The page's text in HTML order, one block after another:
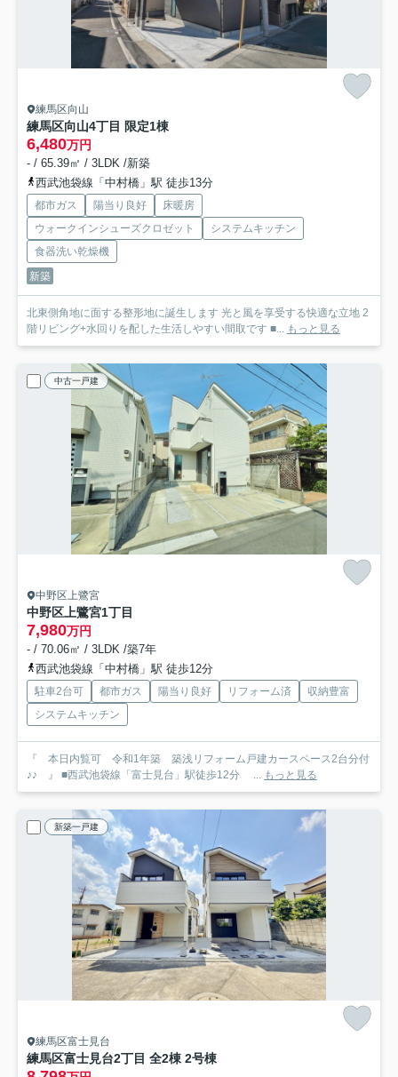
練馬区向山
練馬区向山4丁目 限定1棟
6,480万円
- / 65.39㎡ / 3LDK /新築
西武池袋線「中村橋」駅 徒歩13分
都市ガス 陽当り良好
床暖房
ウォークインシューズクロゼット
システムキッチン
食器洗い乾燥機
新築
北東側角地に面する整形地に誕生します 光と風を享受する快適な立地 2
階リビング+水回りを配した生活しやすい間取です ■... もっと見る
中古一戸建
中野区上鷺宮
中野区上鷺宮1丁目
7,980万円
- / 70.06㎡ / 3LDK /築7年
西武池袋線「中村橋」駅 徒歩12分
駐車2台可 都市ガス 陽当り良好 リフォーム済
収納豊富
システムキッチン
『 本日内覧可 令和1年築 築浅リフォーム戸建カースペース2台分付
♪♪ 』 ■西武池袋線「富士見台」駅徒歩12分 ... もっと見る
新築一戸建
練馬区富士見台
練馬区富士見台2丁目 全2棟 2号棟